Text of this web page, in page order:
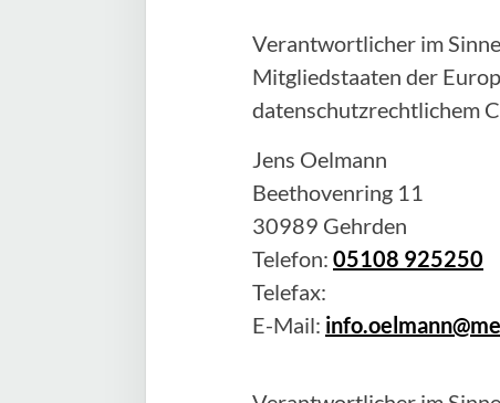
Verantwortlicher im
Mitgliedstaaten der
datenschutzrechtlichem
Jens Oelmann
Beethovenring 11
30989 Gehrden
Telefon: 05108 925250
Telefax:
E-Mail: